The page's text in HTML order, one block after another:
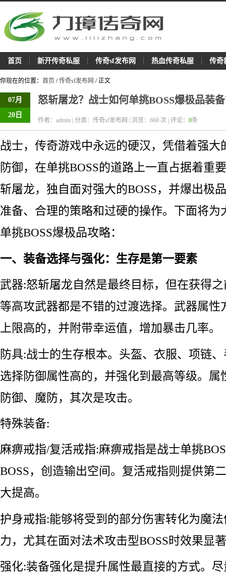
首页 新开传奇私服 传奇sf发布网 热血传奇私服 传奇
你现在的位置： 首页 /传奇sf发布网 / 正文
07月
20日
怒斩屠龙？战士如何单挑BOSS爆极品装
作者：admin | 分类：传奇sf发布网 | 浏览： 660 次 | 评论： 0条
战士，传奇游戏中永远的硬汉，凭借着强大
防御，在单挑BOSS的道路上一直占据着重
斩屠龙，独自面对强大的BOSS，并爆出极
准备、合理的策略和过硬的操作。下面将为
单挑BOSS爆极品攻略：
一、装备选择与强化：生存是第一要素
武器:怒斩屠龙自然是最终目标，但在获得
等高攻武器都是不错的过渡选择。武器属性
上限高的，并附带幸运值，增加暴击几率。
防具:战士的生存根本。头盔、衣服、项链
选择防御属性高的，并强化到最高等级。属
防御、魔防，其次是攻击。
特殊装备:
麻痹戒指/复活戒指:麻痹戒指是战士单挑
BOSS，创造输出空间。复活戒指则提供第
大提高。
护身戒指:能够将受到的部分伤害转化为魔
力，尤其在面对法术攻击型BOSS时效果显
强化:装备强化是提升属性最直接的方式。